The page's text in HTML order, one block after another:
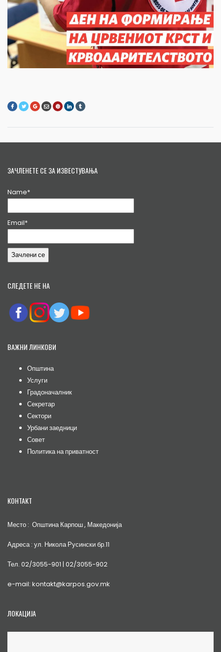
ЗАЧЛЕНЕТЕ СЕ ЗА ИЗВЕСТУВАЊА
Name*
Email*
СЛЕДЕТЕ НЕ НА
ВАЖНИ ЛИНКОВИ
Општина
Услуги
Градоначалник
Секретар
Сектори
Урбани заедници
Совет
Политика на приватност
КОНТАКТ
Место : Општина Карпош , Македонија
Адреса : ул. Никола Русински бр.11
Тел. 02/3055-901 | 02/3055-902
e-mail: kontakt@karpos.gov.mk
ЛОКАЦИЈА